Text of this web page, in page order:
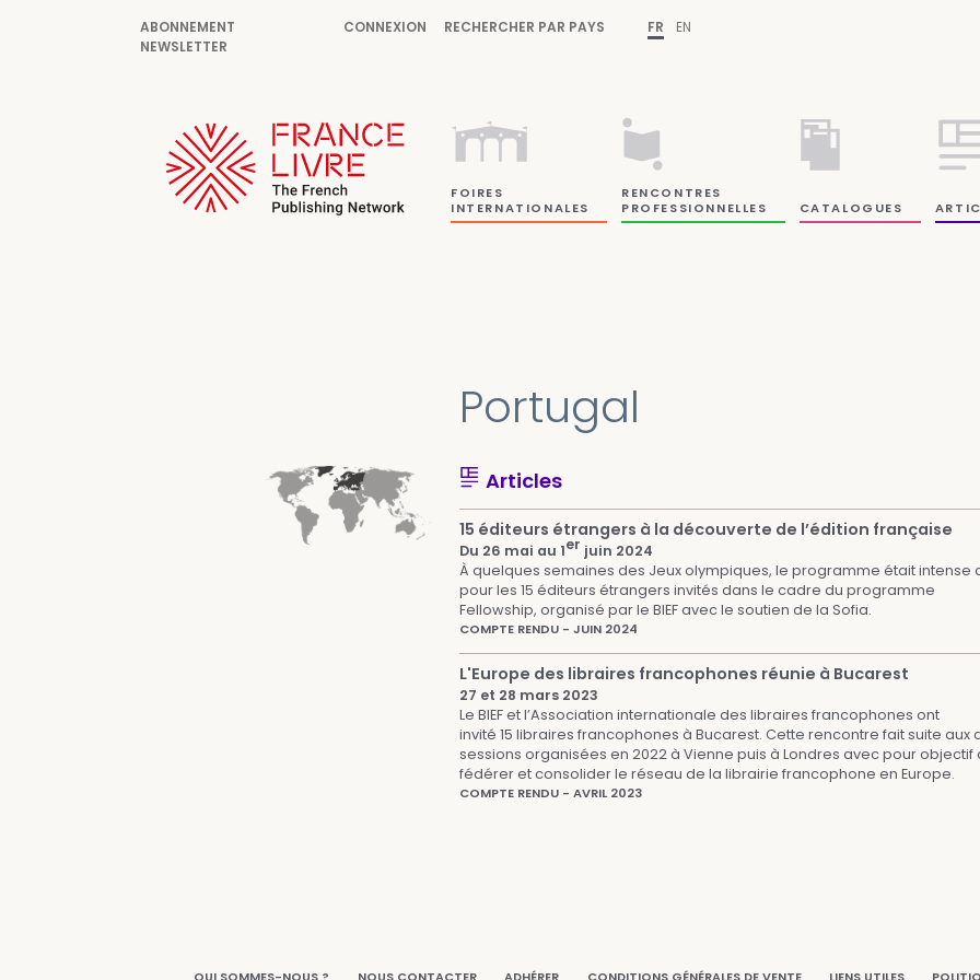
ABONNEMENT
NEWSLETTER
CONNEXION RECHERCHER PAR PAYS FR EN
FOIRES
INTERNATIONALES
RENCONTRES
PROFESSIONNELLES
CATALOGUES
Portugal
Articles
15 éditeurs étrangers à la découverte de l’édition française
Du 26 mai au 1er juin 2024
À quelques semaines des Jeux olympiques, le programme était intense
pour les 15 éditeurs étrangers invités dans le cadre du programme
Fellowship, organisé par le BIEF avec le soutien de la Sofia.
COMPTE RENDU - JUIN 2024
L'Europe des libraires francophones réunie à Bucarest
27 et 28 mars 2023
Le BIEF et l’Association internationale des libraires francophones ont
invité 15 libraires francophones à Bucarest. Cette rencontre fait suite aux
sessions organisées en 2022 à Vienne puis à Londres avec pour objectif
fédérer et consolider le réseau de la librairie francophone en Europe.
COMPTE RENDU - AVRIL 2023